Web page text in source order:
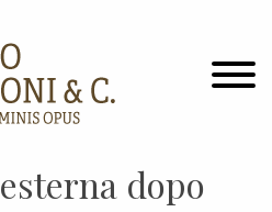
dopo